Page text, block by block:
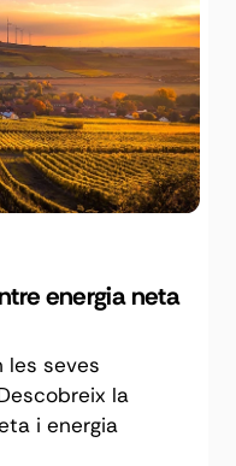
energia neta
les seves
la
i energia